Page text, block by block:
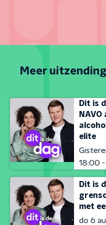
Meer
Dit is
elite
18:00
Dit is
met
do 6